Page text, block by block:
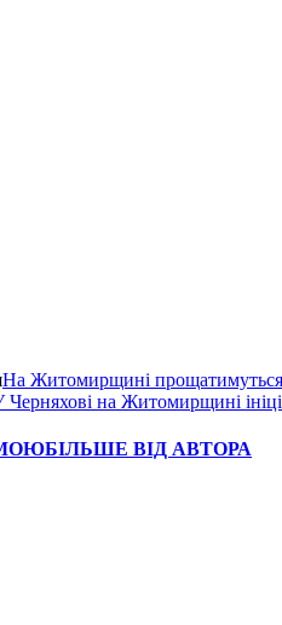
На Житомирщині прощатимуться
Черняхові на Житомирщині
БІЛЬШЕ ВІД АВТОРА